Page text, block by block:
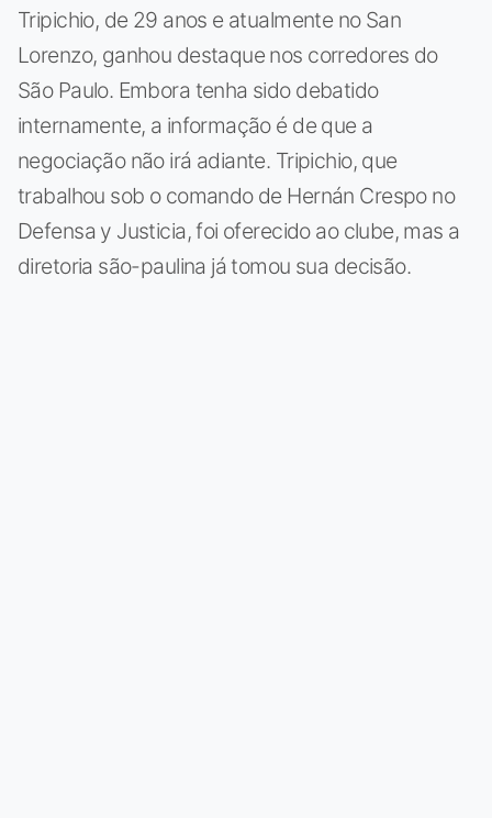
Tripichio, de 29 anos e atualmente no San
Lorenzo, ganhou destaque nos corredores do
São Paulo. Embora tenha sido debatido
internamente, a informação é de que a
negociação não irá adiante. Tripichio, que
trabalhou sob o comando de Hernán Crespo no
Defensa y Justicia, foi oferecido ao clube, mas a
diretoria são-paulina já tomou sua decisão.